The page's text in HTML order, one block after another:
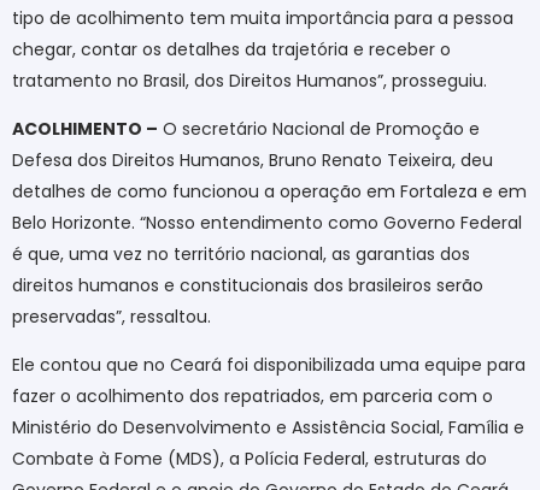
tipo de acolhimento tem muita importância para a pessoa
chegar, contar os detalhes da trajetória e receber o
tratamento no Brasil, dos Direitos Humanos”, prosseguiu.
ACOLHIMENTO – O secretário Nacional de Promoção e
Defesa dos Direitos Humanos, Bruno Renato Teixeira, deu
detalhes de como funcionou a operação em Fortaleza e em
Belo Horizonte. “Nosso entendimento como Governo Federal
é que, uma vez no território nacional, as garantias dos
direitos humanos e constitucionais dos brasileiros serão
preservadas”, ressaltou.
Ele contou que no Ceará foi disponibilizada uma equipe para
fazer o acolhimento dos repatriados, em parceria com o
Ministério do Desenvolvimento e Assistência Social, Família e
Combate à Fome (MDS), a Polícia Federal, estruturas do